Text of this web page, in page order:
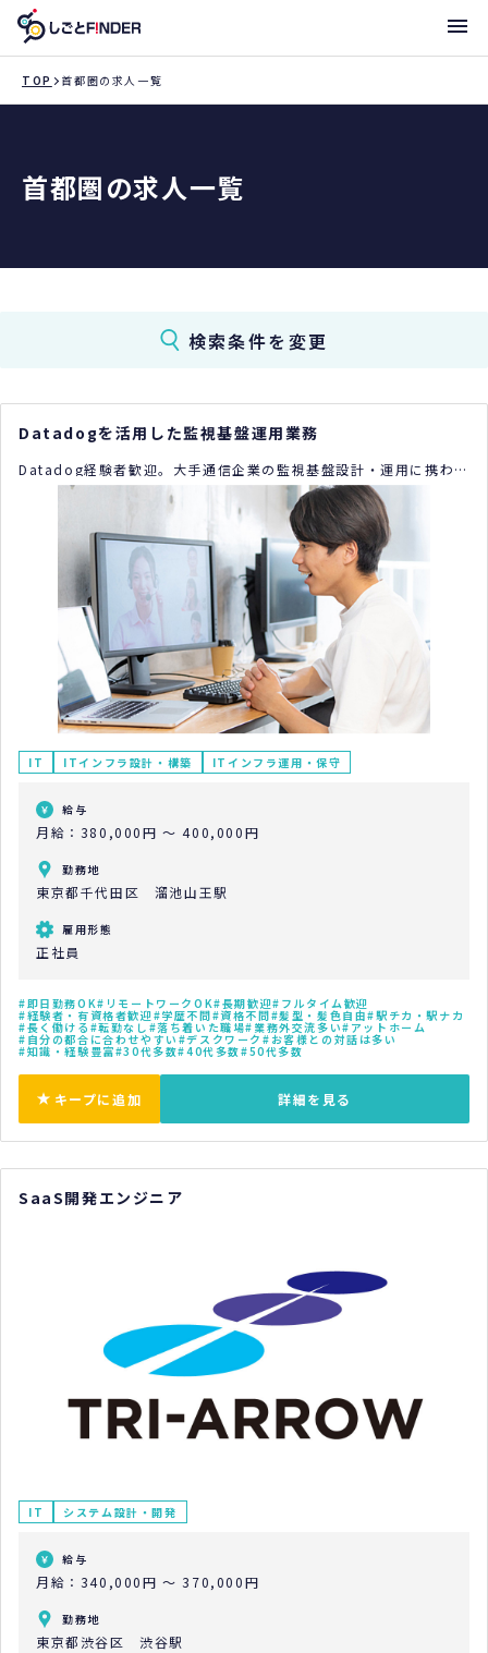
メニ
働き方・サポート体制一覧
支店一覧
TOP 首都圏の求人一覧
首都圏の求人一覧
検索条件を変更
Datadogを活用した監視基盤運用業務
Datadog経験者歓迎。大手通信企業の監視基盤設計・運用に携わる
ポジションです。参画後はリモート併用での勤務も可能です。
IT ITインフラ設計・構築 ITインフラ運用・保守
給与
月給：380,000円 ～ 400,000円
勤務地
東京都千代田区 溜池山王駅
雇用形態
正社員
即日勤務OK リモートワークOK 長期歓迎 フルタイム歓迎
経験者・有資格者歓迎 学歴不問 資格不問 髪型・髪色自由 駅チカ・駅ナカ
長く働ける 転勤なし 落ち着いた職場 業務外交流多い アットホーム
自分の都合に合わせやすい デスクワーク お客様との対話は多い
知識・経験豊富 30代多数 40代多数 50代多数
キープに追加 詳細を見る
SaaS開発エンジニア
IT システム設計・開発
給与
月給：340,000円 ～ 370,000円
勤務地
東京都渋谷区 渋谷駅